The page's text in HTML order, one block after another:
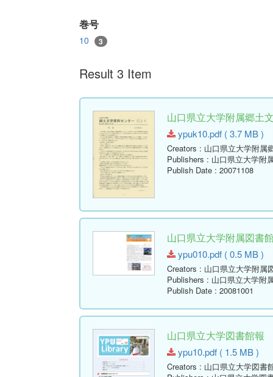
巻号
10 3
Result 3 Item
山口県立大学附属郷土
ypuk10.pdf ( 3.7 MB )
Creators : 山口県立大学附属
Publishers : 山口県立大学附
Publish Date : 20071108
山口県立大学附属図書
ypu010.pdf ( 0.5 MB )
Creators : 山口県立大学附属
Publishers : 山口県立大学附
Publish Date : 20081001
山口県立大学図書館報
ypu10.pdf ( 1.5 MB )
Creators : 山口県立大学図書